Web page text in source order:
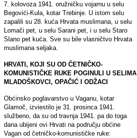
7. kolovoza 1941. oružničku vojarnu u selu
Begovići-Kula, kotar Trebinje. U istom selu
zapalili su 28. kuća Hrvata muslimana, u selu
Lomači pet, u selu Sarani pet, i u selu Staro
Slano pet kuća. Sve su bile vlasničtvo Hrvata
muslimana seljaka.
HRVATI, KOJI SU OD ČETNIČKO-
KOMUNISTIČKE RUKE POGINULI U SELIMA
MLADOŠKOVCI, OPAČIĆ I ODŽACI
Obćinsko poglavarstvo u Vaganu, kotar
Glamoč, izviestilo je 31. prosinca 1941.
službeno, da su od travnja 1941. pa do toga
dana ubijeni ovi Hrvati na području obćine
Vagan od četničko-komunističke ruke: